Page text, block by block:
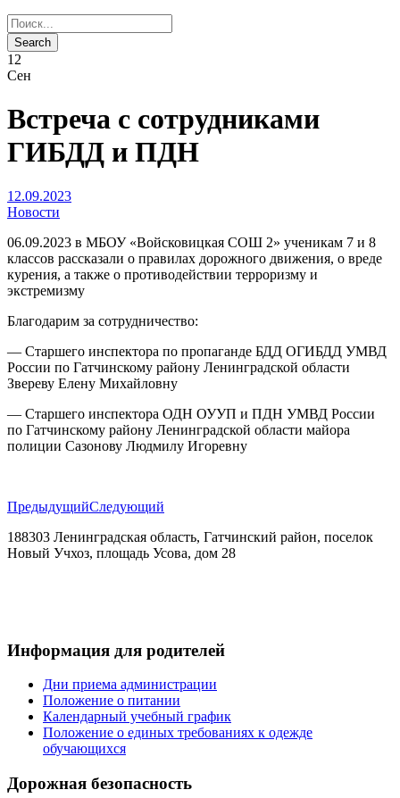
12
Сен
Встреча с сотрудниками
ГИБДД и ПДН
12.09.2023
Новости
06.09.2023 в МБОУ «Войсковицкая СОШ 2» ученикам 7 и 8
классов рассказали о правилах дорожного движения, о вреде
курения, а также о противодействии терроризму и
экстремизму
Благодарим за сотрудничество:
— Старшего инспектора по пропаганде БДД ОГИБДД УМВД
России по Гатчинскому району Ленинградской области
Звереву Елену Михайловну
— Старшего инспектора ОДН ОУУП и ПДН УМВД России
по Гатчинскому району Ленинградской области майора
полиции Сазонову Людмилу Игоревну
ПредыдущийСледующий
188303 Ленинградская область, Гатчинский район, поселок
Новый Учхоз, площадь Усова, дом 28
Информация для родителей
Дни приема администрации
Положение о питании
Календарный учебный график
Положение о единых требованиях к одежде
обучающихся
Дорожная безопасность